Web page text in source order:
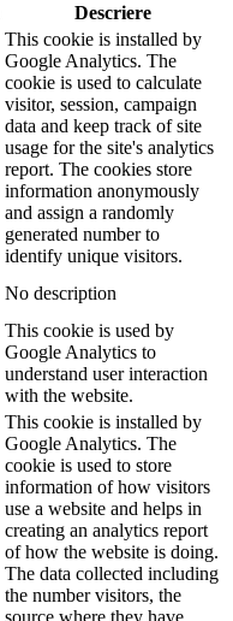
Descriere
This cookie is installed by
Google Analytics. The
cookie is used to calculate
visitor, session, campaign
data and keep track of site
usage for the site's analytics
report. The cookies store
information anonymously
and assign a randomly
generated number to
identify unique visitors.
No description
This cookie is used by
Google Analytics to
understand user interaction
with the website.
This cookie is installed by
Google Analytics. The
cookie is used to store
information of how visitors
use a website and helps in
creating an analytics report
of how the website is doing.
The data collected including
the number visitors, the
source where they have